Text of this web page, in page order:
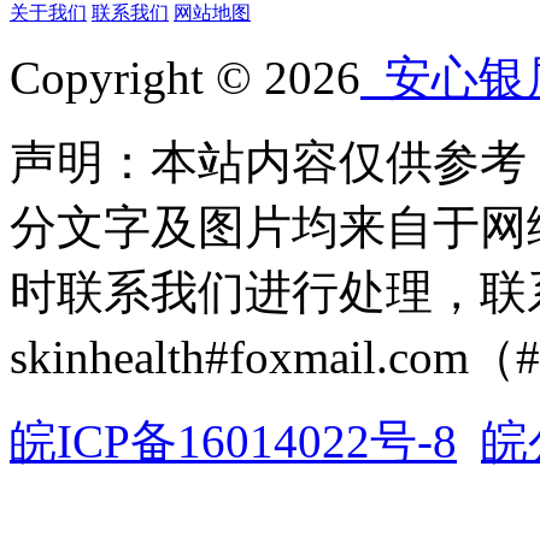
关于我们 联系我们 网站地图
Copyright © 2026 安心银
声明：本站内容仅供参
分文字及图片均来自于
时联系我们进行处理，
skinhealth#foxmail.com（
皖ICP备16014022号-8 皖